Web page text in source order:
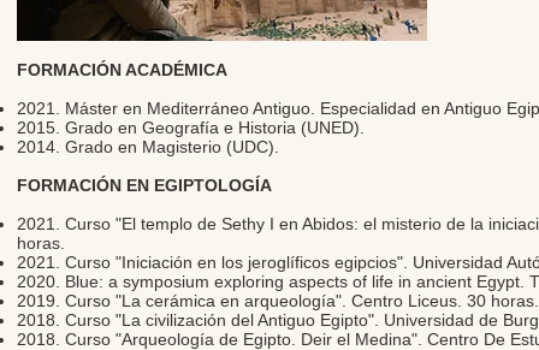
FORMACIÓN ACADÉMICA
2021. Máster en Mediterráneo Antiguo. Especialidad en Antiguo
2015. Grado en Geografía e Historia (UNED).
2014. Grado en Magisterio (UDC).
FORMACIÓN EN EGIPTOLOGÍA
2021. Curso "El templo de Sethy I en Abidos: el misterio de la
horas.
2021. Curso "Iniciación en los jeroglíficos egipcios". Universidad
2020. Blue: a symposium exploring aspects of life in ancient Egypt.
2019. Curso "La cerámica en arqueología". Centro Liceus. 30 horas.
2018. Curso "La civilización del Antiguo Egipto". Universidad de
2018. Curso "Arqueología de Egipto. Deir el Medina". Centro De